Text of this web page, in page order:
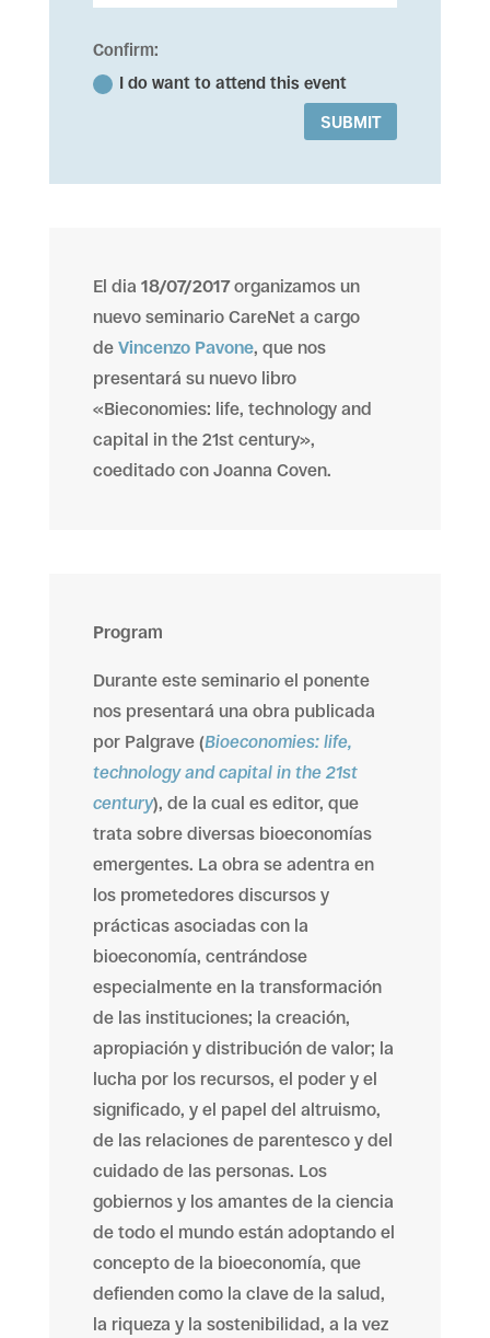
Confirm:
I do want to attend this event
SUBMIT
El dia 18/07/2017organizamos un
nuevo seminario CareNet a cargo
de Vincenzo Pavone, que nos
presentará su nuevo libro
«Bieconomies: life, technology and
capital in the 21st century»,
coeditado con Joanna Coven.
Program
Durante este seminario el ponente
nos presentará una obra publicada
por Palgrave (Bioeconomies: life,
technology and capital in the 21st
century), de la cual es editor, que
trata sobre diversas bioeconomías
emergentes. La obra se adentra en
los prometedores discursos y
prácticas asociadas con la
bioeconomía, centrándose
especialmente en la transformación
de las instituciones; la creación,
apropiación y distribución de valor; la
lucha por los recursos, el poder y el
significado, y el papel del altruismo,
de las relaciones de parentesco y del
cuidado de las personas. Los
gobiernos y los amantes de la ciencia
de todo el mundo están adoptando el
concepto de la bioeconomía, que
defienden como la clave de la salud,
la riqueza y la sostenibilidad, a la vez